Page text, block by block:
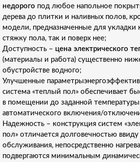
недорого под любое напольное
дерева до плитки и наливных полов,
модели, предназначенные для укладки
стяжку пола, так и поверх нее;
Доступность – цена электрического
(материалы и работа) существенно
обустройстве водного;
Улучшенные
система «теплый пол» обеспечивает
в помещении до заданной
автоматического включения/
Надежность – конструкция систем
пол» отличается долговечностью
обслуживания, непосредственно
подвергаются минимальным